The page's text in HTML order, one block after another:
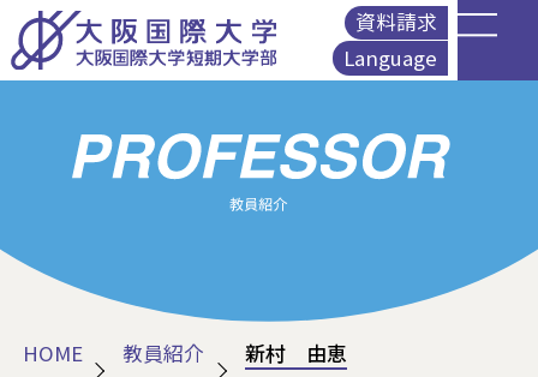
資料請求
Language
简体中文
繁體中文
HOME 教員紹介 新村 由恵